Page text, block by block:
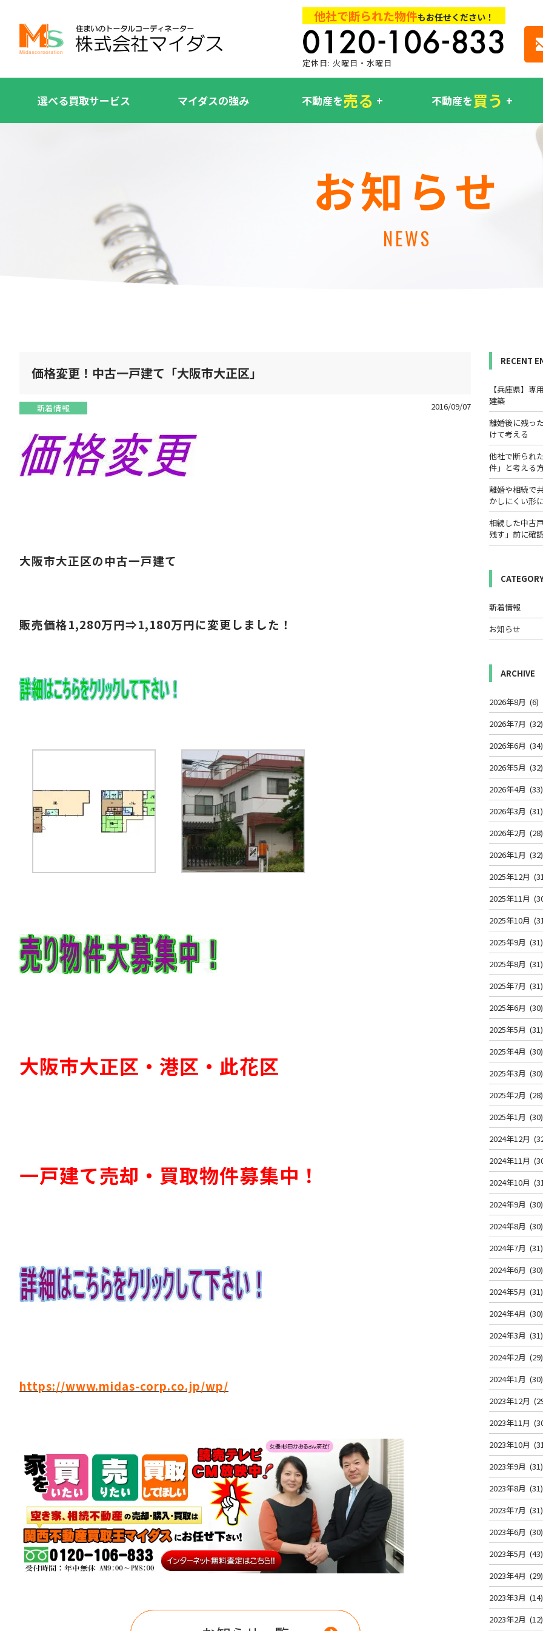
他社で断られた物件もお任せください！
定休日: 火曜日・水曜日
選べる買取サービス マイダスの強み 不動産を売る 不動産を買う
お知らせ
NEWS
価格変更！中古一戸建て「大阪市大正区」
新着情報 2016/09/07
大阪市大正区の中古一戸建て
販売価格1,280万円⇒1,180万円に変更しました！
大阪市大正区・港区・此花区
一戸建て売却・買取物件募集中！
https://www.midas-corp.co.jp/wp/
RECENT
【兵庫県】
建築
離婚後に残っ
けて考える
他社で断られ
件」と考える
離婚や相続で
かしにくい形
相続した中古
残す」前に確
新着情報
お知らせ
ARCHIVE
2026年8月 (6)
2026年7月 (32)
2026年6月 (34)
2026年5月 (32)
2026年4月 (33)
2026年3月 (31)
2026年2月 (28)
2026年1月 (32)
2025年12月
2025年11月
2025年10月
2025年9月 (31)
2025年8月 (31)
2025年7月 (31)
2025年6月 (30)
2025年5月 (31)
2025年4月 (30)
2025年3月 (30)
2025年2月 (28)
2025年1月 (30)
2024年12月
2024年11月
2024年10月
2024年9月 (30)
2024年8月 (30)
2024年7月 (31)
2024年6月 (30)
2024年5月 (31)
2024年4月 (30)
2024年3月 (31)
2024年2月 (29)
2024年1月 (30)
2023年12月
2023年11月
2023年10月
2023年9月 (31)
2023年8月 (31)
2023年7月 (31)
2023年6月 (30)
2023年5月 (43)
2023年4月 (29)
2023年3月 (14)
2023年2月 (12)